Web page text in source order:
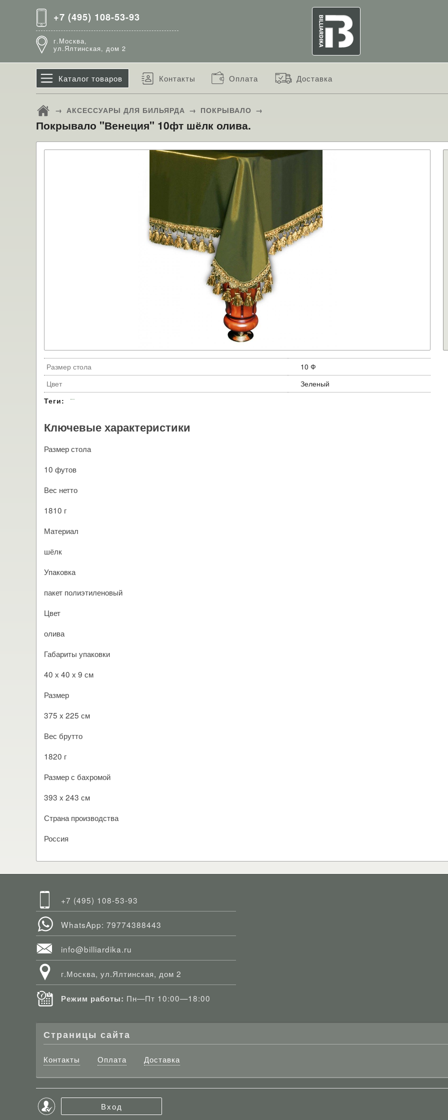
+7 (495) 108-53-93
г.Москва,
ул.Ялтинская, дом 2
Каталог товаров Контакты Оплата Доставка
→ АКСЕССУАРЫ ДЛЯ БИЛЬЯРДА → ПОКРЫВАЛО →
Покрывало "Венеция" 10фт шёлк олива.
Размер стола
10 Ф
Цвет
Зеленый
Теги:
Ключевые характеристики
Размер стола
10 футов
Вес нетто
1810 г
Материал
шёлк
Упаковка
пакет полиэтиленовый
Цвет
олива
Габариты упаковки
40 х 40 х 9 см
Размер
375 x 225 см
Вес брутто
1820 г
Размер с бахромой
393 x 243 см
Страна производства
Россия
+7 (495) 108-53-93
WhatsApp: 79774388443
info@billiardika.ru
г.Москва, ул.Ялтинская, дом 2
Режим работы: Пн—Пт 10:00—18:00
Страницы сайта
Контакты Оплата Доставка
Вход